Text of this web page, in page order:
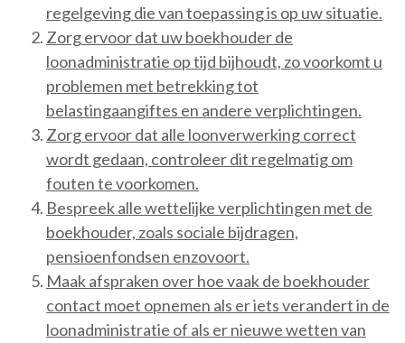
regelgeving die van toepassing is op uw situatie.
Zorg ervoor dat uw boekhouder de
loonadministratie op tijd bijhoudt, zo voorkomt u
problemen met betrekking tot
belastingaangiftes en andere verplichtingen.
Zorg ervoor dat alle loonverwerking correct
wordt gedaan, controleer dit regelmatig om
fouten te voorkomen.
Bespreek alle wettelijke verplichtingen met de
boekhouder, zoals sociale bijdragen,
pensioenfondsen enzovoort.
Maak afspraken over hoe vaak de boekhouder
contact moet opnemen als er iets verandert in de
loonadministratie of als er nieuwe wetten van